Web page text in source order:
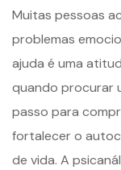
Muitas pessoas
problemas
ajuda é uma
quando procurar
passo para
fortalecer o
de vida. A